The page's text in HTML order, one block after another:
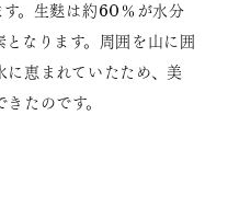
。生麩は約60％が水分
なります。周囲を山に囲
恵まれていたため、美
たのです。